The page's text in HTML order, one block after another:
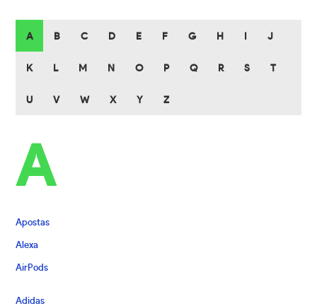
A B C D E F G H J
K L M N O P Q R S T
U V W X Y Z
A
Apostas
Alexa
AirPods
Adidas